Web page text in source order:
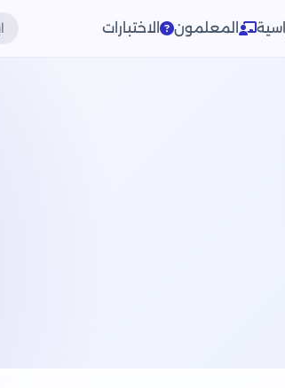
المعلمون الاختبارات